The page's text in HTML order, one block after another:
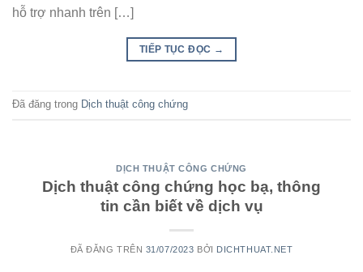
hỗ trợ nhanh trên […]
TIẾP TỤC ĐỌC →
Đã đăng trong Dịch thuật công chứng
DỊCH THUẬT CÔNG CHỨNG
Dịch thuật công chứng học bạ, thông
tin cần biết về dịch vụ
ĐÃ ĐĂNG TRÊN 31/07/2023 BỞI DICHTHUAT.NET